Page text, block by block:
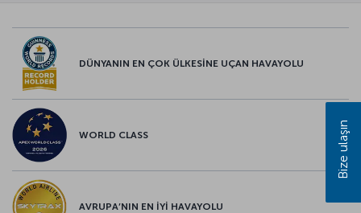
DÜNYANIN EN ÇOK ÜLKESİNE UÇAN HAVAYOLU
WORLD CLASS
AVRUPA’NIN EN İYİ HAVAYOLU
Bize ulaşın